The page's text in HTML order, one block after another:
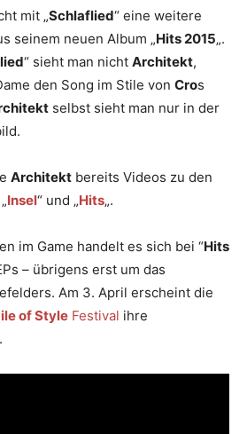
mit „Schlaflied“ eine weitere
seinem neuen Album „Hits 2015„.
“ sieht man nicht Architekt,
den Song im Stile von Cros
selbst sieht man nur in der
Architekt bereits Videos zu den
Insel“ und „Hits„.
im Game handelt es sich bei “Hits
– übrigens erst um das
Am 3. April erscheint die
of Style Festival ihre